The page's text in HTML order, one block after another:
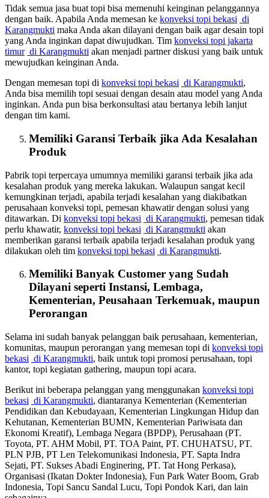
Tidak semua jasa buat topi bisa memenuhi keinginan pelanggannya
dengan baik. Apabila Anda memesan ke konveksi topi bekasi di
Karangmukti maka Anda akan dilayani dengan baik agar desain topi
yang Anda inginkan dapat diwujudkan. Tim konveksi topi jakarta
timur di Karangmukti akan menjadi partner diskusi yang baik untuk
mewujudkan keinginan Anda.
Dengan memesan topi di konveksi topi bekasi di Karangmukti,
Anda bisa memilih topi sesuai dengan desain atau model yang Anda
inginkan. Anda pun bisa berkonsultasi atau bertanya lebih lanjut
dengan tim kami.
Memiliki Garansi Terbaik jika Ada Kesalahan
Produk
Pabrik topi terpercaya umumnya memiliki garansi terbaik jika ada
kesalahan produk yang mereka lakukan. Walaupun sangat kecil
kemungkinan terjadi, apabila terjadi kesalahan yang diakibatkan
perusahaan konveksi topi, pemesan khawatir dengan solusi yang
ditawarkan. Di konveksi topi bekasi di Karangmukti, pemesan tidak
perlu khawatir, konveksi topi bekasi di Karangmukti akan
memberikan garansi terbaik apabila terjadi kesalahan produk yang
dilakukan oleh tim konveksi topi bekasi di Karangmukti.
Memiliki Banyak Customer yang Sudah
Dilayani seperti Instansi, Lembaga,
Kementerian, Peusahaan Terkemuak, maupun
Perorangan
Selama ini sudah banyak pelanggan baik perusahaan, kementerian,
komunitas, maupun perorangan yang memesan topi di konveksi topi
bekasi di Karangmukti, baik untuk topi promosi perusahaan, topi
kantor, topi kegiatan gathering, maupun topi acara.
Berikut ini beberapa pelanggan yang menggunakan konveksi topi
bekasi di Karangmukti, diantaranya Kementerian (Kementerian
Pendidikan dan Kebudayaan, Kementerian Lingkungan Hidup dan
Kehutanan, Kementerian BUMN, Kementerian Pariwisata dan
Ekonomi Kreatif), Lembaga Negara (BPDP), Perusahaan (PT.
Toyota, PT. AHM Mobil, PT. TOA Paint, PT. CHUHATSU, PT.
PLN PJB, PT Len Telekomunikasi Indonesia, PT. Sapta Indra
Sejati, PT. Sukses Abadi Enginering, PT. Tat Hong Perkasa),
Organisasi (Ikatan Dokter Indonesia), Fun Park Water Boom, Grab
Indonesia, Topi Sancu Sandal Lucu, Topi Pondok Kari, dan lain